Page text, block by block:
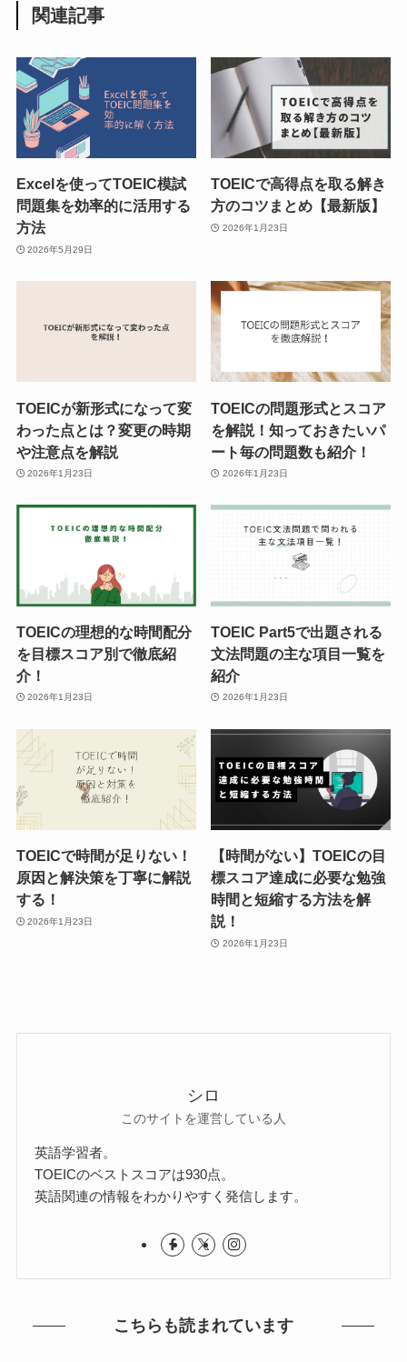
関連記事
Excelを使ってTOEIC模試
問題集を効率的に活用する
方法
2026年5月29日
TOEICで高得点を取る解き
方のコツまとめ【最新版】
2026年1月23日
TOEICが新形式になって変
わった点とは？変更の時期
や注意点を解説
2026年1月23日
TOEICの問題形式とスコア
を解説！知っておきたいパ
ート毎の問題数も紹介！
2026年1月23日
TOEICの理想的な時間配分
を目標スコア別で徹底紹
介！
2026年1月23日
TOEIC Part5で出題される
文法問題の主な項目一覧を
紹介
2026年1月23日
TOEICで時間が足りない！
原因と解決策を丁寧に解説
する！
2026年1月23日
【時間がない】TOEICの目
標スコア達成に必要な勉強
時間と短縮する方法を解
説！
2026年1月23日
シロ
このサイトを運営している人
英語学習者。
TOEICのベストスコアは930点。
英語関連の情報をわかりやすく発信します。
こちらも読まれています